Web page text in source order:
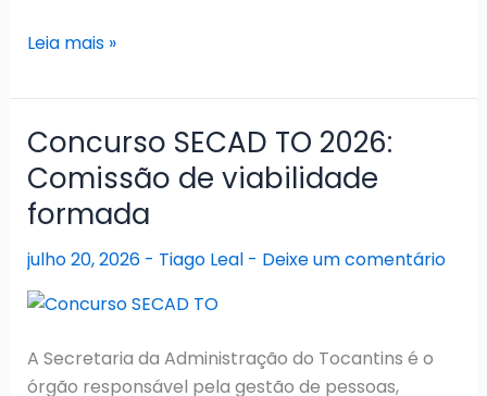
Concurso
2026:
Sem
edital
específico
previsto
Leia mais »
Concurso SECAD TO 2026:
Comissão de viabilidade
formada
julho 20, 2026 - Tiago Leal - Deixe um comentário
A Secretaria da Administração do Tocantins é o
órgão responsável pela gestão de pessoas,